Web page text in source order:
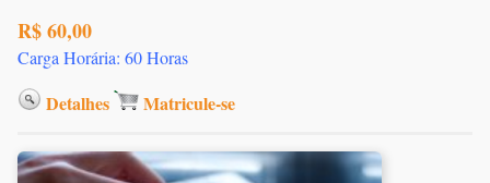
R$ 60,00
Carga Horária: 60 Horas
Detalhes Matricule-se